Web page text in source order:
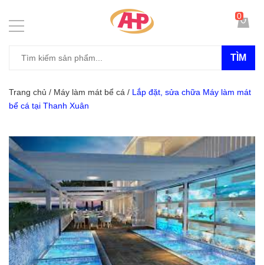
TÌM
0
Trang chủ / Máy làm mát bể cá / Lắp đặt, sửa chữa Máy làm mát
bể cá tại Thanh Xuân